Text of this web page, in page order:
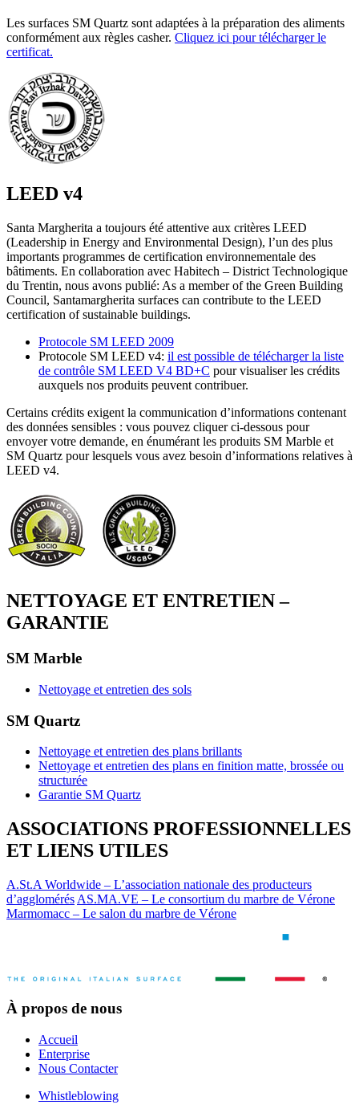
Les surfaces SM Quartz sont adaptées à la préparation des aliments
conformément aux règles casher. Cliquez ici pour télécharger le
certificat.
LEED v4
Santa Margherita a toujours été attentive aux critères LEED
(Leadership in Energy and Environmental Design), l’un des plus
importants programmes de certification environnementale des
bâtiments. En collaboration avec Habitech – District Technologique
du Trentin, nous avons publié: As a member of the Green Building
Council, Santamargherita surfaces can contribute to the LEED
certification of sustainable buildings.
Protocole SM LEED 2009
Protocole SM LEED v4: il est possible de télécharger la liste
de contrôle SM LEED V4 BD+C pour visualiser les crédits
auxquels nos produits peuvent contribuer.
Certains crédits exigent la communication d’informations contenant
des données sensibles : vous pouvez cliquer ci-dessous pour
envoyer votre demande, en énumérant les produits SM Marble et
SM Quartz pour lesquels vous avez besoin d’informations relatives à
LEED v4.
NETTOYAGE ET ENTRETIEN –
GARANTIE
SM Marble
Nettoyage et entretien des sols
SM Quartz
Nettoyage et entretien des plans brillants
Nettoyage et entretien des plans en finition matte, brossée ou
structurée
Garantie SM Quartz
ASSOCIATIONS PROFESSIONNELLES
ET LIENS UTILES
A.St.A Worldwide – L’association nationale des producteurs
d’agglomérés AS.MA.VE – Le consortium du marbre de Vérone
Marmomacc – Le salon du marbre de Vérone
À propos de nous
Accueil
Enterprise
Nous Contacter
Whistleblowing